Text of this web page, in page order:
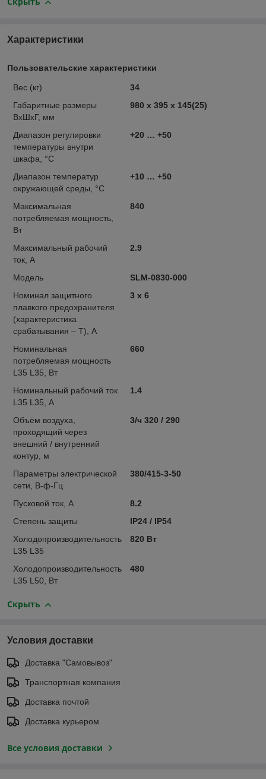
Характеристики
Пользовательские характеристики
Вес (кг)
34
Габаритные размеры
ВхШхГ, мм
980 х 395 х 145(25)
Диапазон регулировки
температуры внутри
шкафа, °С
+20 … +50
Диапазон температур
окружающей среды, °С
+10 … +50
Максимальная
потребляемая мощность,
Вт
840
Максимальный рабочий
ток, А
2.9
Модель
SLM-0830-000
Номинал защитного
плавкого предохранителя
(характеристика
срабатывания – T), А
3 x 6
Номинальная
потребляемая мощность
L35 L35, Вт
660
Номинальный рабочий ток
L35 L35, А
1.4
Объём воздуха,
проходящий через
внешний / внутренний
контур, м
3/ч 320 / 290
Параметры электрической
сети, В-ф-Гц
380/415-3-50
Пусковой ток, А
8.2
Степень защиты
IP24 / IP54
Холодопроизводительность
L35 L35
820 Вт
Холодопроизводительность
L35 L50, Вт
480
Скрыть
Условия доставки
Доставка "Самовывоз"
Транспортная компания
Доставка почтой
Доставка курьером
Все условия доставки